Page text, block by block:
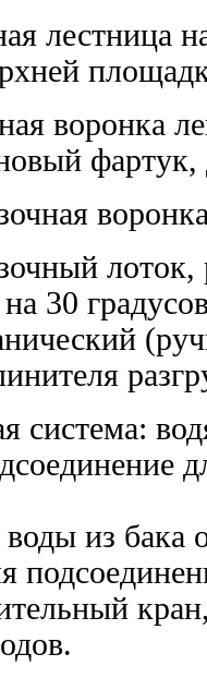
лестница
воронка
на 30
система:
воды из